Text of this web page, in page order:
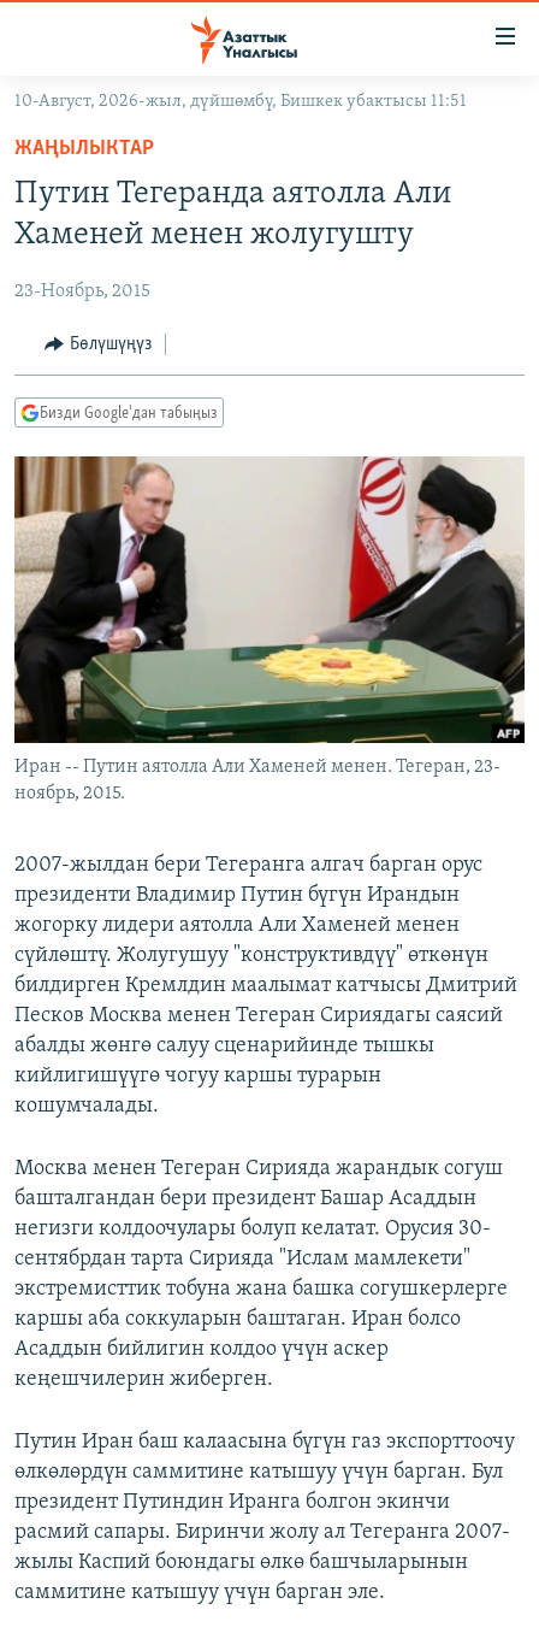
Навигацияга
өтүңүз
Издөөгө
салыңызКЫРГЫЗСТАН
ЭКОНОМИКА
МАДАНИЯТ
ДҮЙНӨ
БОРБОР АЗИЯ
АТАЙЫН ИЛИКТӨӨ
ТВ ПРОГРАММАЛАР
ЭКСПЕРТТЕР ТАЛДАЙТ
БИЗ ЖАНА ДҮЙНӨ
ДАНИСТЕ
ЭЖЕ-СИҢДИЛЕР
АЗАТТЫК+
ЫҢГАЙСЫЗ СУРООЛОР
ӨЗГӨЧӨ ПИКИР
Русский
ОНЛАЙН ШЕРИНЕ
ЭЕ/АРнун бардык сайттары
10-Август, 2026-жыл, дүйшөмбү, Бишкек убактысы 11:51
ЖАҢЫЛЫКТАР
Путин Тегеранда аятолла Али
Хаменей менен жолугушту
23-Ноябрь, 2015
Бөлүшүңүз
Бизди Google'дан табыңыз
Иран -- Путин аятолла Али Хаменей менен. Тегеран, 23-
ноябрь, 2015.
2007-жылдан бери Тегеранга алгач барган орус
президенти Владимир Путин бүгүн Ирандын
жогорку лидери аятолла Али Хаменей менен
сүйлөштү. Жолугушуу "конструктивдүү" өткөнүн
билдирген Кремлдин маалымат катчысы Дмитрий
Песков Москва менен Тегеран Сириядагы саясий
абалды жөнгө салуу сценарийинде тышкы
кийлигишүүгө чогуу каршы турарын
кошумчалады.
Москва менен Тегеран Сирияда жарандык согуш
башталгандан бери президент Башар Асаддын
негизги колдоочулары болуп келатат. Орусия 30-
сентябрдан тарта Сирияда "Ислам мамлекети"
экстремисттик тобуна жана башка согушкерлерге
каршы аба соккуларын баштаган. Иран болсо
Асаддын бийлигин колдоо үчүн аскер
кеңешчилерин жиберген.
Путин Иран баш калаасына бүгүн газ экспорттоочу
өлкөлөрдүн саммитине катышуу үчүн барган. Бул
президент Путиндин Иранга болгон экинчи
расмий сапары. Биринчи жолу ал Тегеранга 2007-
жылы Каспий боюндагы өлкө башчыларынын
саммитине катышуу үчүн барган эле.